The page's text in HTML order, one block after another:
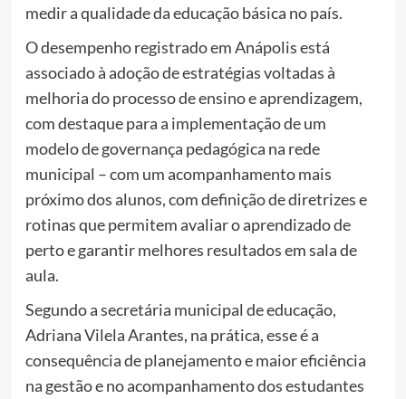
medir a qualidade da educação básica no país.
O desempenho registrado em Anápolis está
associado à adoção de estratégias voltadas à
melhoria do processo de ensino e aprendizagem,
com destaque para a implementação de um
modelo de governança pedagógica na rede
municipal – com um acompanhamento mais
próximo dos alunos, com definição de diretrizes e
rotinas que permitem avaliar o aprendizado de
perto e garantir melhores resultados em sala de
aula.
Segundo a secretária municipal de educação,
Adriana Vilela Arantes, na prática, esse é a
consequência de planejamento e maior eficiência
na gestão e no acompanhamento dos estudantes